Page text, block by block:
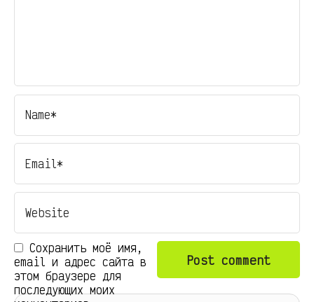
Сохранить моё имя,
email и адрес сайта в
этом браузере для
последующих моих